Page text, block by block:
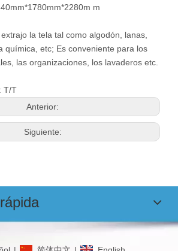
m
la tela tal como algodón, lanas,
química, etc; Es conveniente para los
las organizaciones, los lavaderos etc.
T/T
Anterior:
Siguiente: